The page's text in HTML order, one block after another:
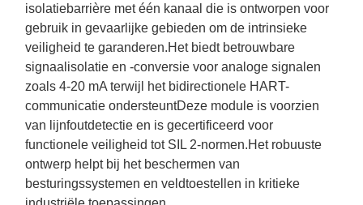
isolatiebarrière met één kanaal die is ontworpen voor
gebruik in gevaarlijke gebieden om de intrinsieke
veiligheid te garanderen.Het biedt betrouwbare
signaalisolatie en -conversie voor analoge signalen
zoals 4-20 mA terwijl het bidirectionele HART-
communicatie ondersteuntDeze module is voorzien
van lijnfoutdetectie en is gecertificeerd voor
functionele veiligheid tot SIL 2-normen.Het robuuste
ontwerp helpt bij het beschermen van
besturingssystemen en veldtoestellen in kritieke